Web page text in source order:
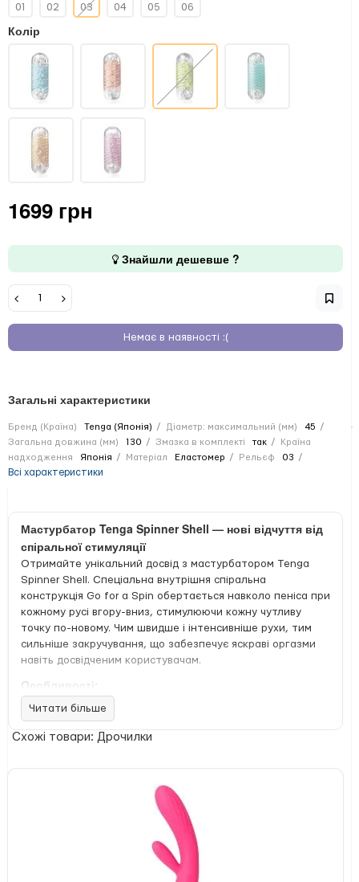
01 02 03 04 05 06
Колір
1699 грн
Знайшли дешевше ?
Немає в наявності :(
Загальні характеристики
Бренд (Країна) Tenga (Японія) Діаметр: максимальний (мм)
45
Загальна довжина (мм)
130 Змазка в комплекті так
Країна
надходження
Японія Матеріал Еластомер Рельєф 03
Всі характеристики
Мастурбатор Tenga Spinner Shell — нові відчуття від
спіральної стимуляції
Отримайте унікальний досвід з мастурбатором Tenga
Spinner Shell. Спеціальна внутрішня спіральна
конструкція Go for a Spin обертається навколо пеніса при
кожному русі вгору-вниз, стимулюючи кожну чутливу
точку по-новому. Чим швидше і інтенсивніше рухи, тим
сильніше закручування, що забезпечує яскраві оргазми
навіть досвідченим користувачам.
Особливості:
Стискаючий та всмоктуючий ефект
Внутрішній рельєф з виступаючих фігур у вигляді
Підставка для гігієнічної сушки під кришкою
У комплекті пробник лубриканта (7 мл),
рекомендується використовувати лише з
лубрикантами на водній основі
Просте миття під струменем води
Читати більше
Схожі товари: Дрочилки